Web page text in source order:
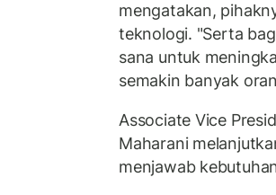
mengatakan,
teknologi. "Serta
sana untuk
semakin banyak
Associate Vice
Maharani
menjawab